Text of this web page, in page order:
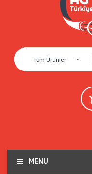
Tüm Ürünler
MENU